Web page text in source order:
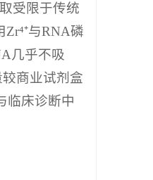
受限于传统
与RNA磷
几乎不吸
商业试剂盒
临床诊断中